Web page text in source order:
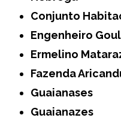
Conjunto
Engenheiro
Ermelino
Fazenda
Guaianases
Guaianazes